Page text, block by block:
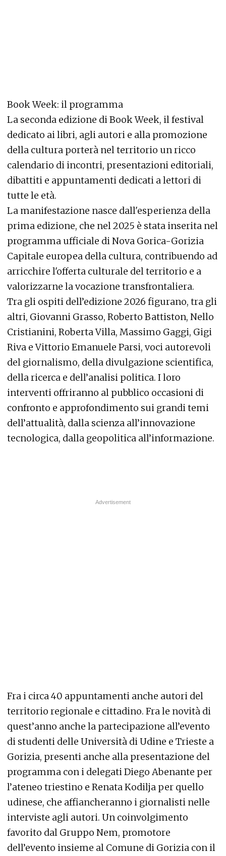
Book Week: il programma
La seconda edizione di Book Week, il festival
dedicato ai libri, agli autori e alla promozione
della cultura porterà nel territorio un ricco
calendario di incontri, presentazioni editoriali,
dibattiti e appuntamenti dedicati a lettori di
tutte le età.
La manifestazione nasce dall'esperienza della
prima edizione, che nel 2025 è stata inserita nel
programma ufficiale di Nova Gorica-Gorizia
Capitale europea della cultura, contribuendo ad
arricchire l'offerta culturale del territorio e a
valorizzarne la vocazione transfrontaliera.
Tra gli ospiti dell’edizione 2026 figurano, tra gli
altri, Giovanni Grasso, Roberto Battiston, Nello
Cristianini, Roberta Villa, Massimo Gaggi, Gigi
Riva e Vittorio Emanuele Parsi, voci autorevoli
del giornalismo, della divulgazione scientifica,
della ricerca e dell’analisi politica. I loro
interventi offriranno al pubblico occasioni di
confronto e approfondimento sui grandi temi
dell’attualità, dalla scienza all’innovazione
tecnologica, dalla geopolitica all’informazione.
Fra i circa 40 appuntamenti anche autori del
territorio regionale e cittadino. Fra le novità di
quest’anno anche la partecipazione all’evento
di studenti delle Università di Udine e Trieste a
Gorizia, presenti anche alla presentazione del
programma con i delegati Diego Abenante per
l’ateneo triestino e Renata Kodilja per quello
udinese, che affiancheranno i giornalisti nelle
interviste agli autori. Un coinvolgimento
favorito dal Gruppo Nem, promotore
dell’evento insieme al Comune di Gorizia con il